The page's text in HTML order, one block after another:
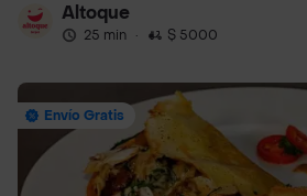
Altoque
25 min · $ 5000
Envío Gratis